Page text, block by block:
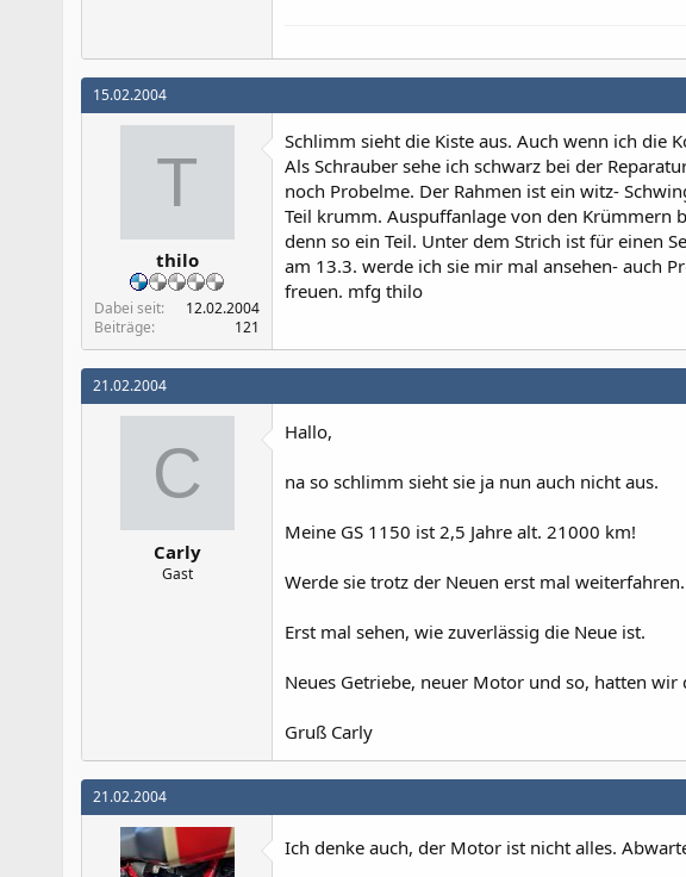
15.02.2004
T
thilo
Dabei seit
12.02.2004
Beiträge
121
Schlimm sieht die Kiste aus. Auch wenn ich die
Als Schrauber sehe ich schwarz bei der
noch Probelme. Der Rahmen ist ein witz-
Teil krumm. Auspuffanlage von den Krümmern
denn so ein Teil. Unter dem Strich ist für einen
am 13.3. werde ich sie mir mal ansehen- auch
freuen. mfg thilo
21.02.2004
C
Carly
Gast
Hallo,
na so schlimm sieht sie ja nun auch nicht aus.
Meine GS 1150 ist 2,5 Jahre alt. 21000 km!
Werde sie trotz der Neuen erst mal weiterfahren.
Erst mal sehen, wie zuverlässig die Neue ist.
Neues Getriebe, neuer Motor und so, hatten
Gruß Carly
21.02.2004
Ich denke auch, der Motor ist nicht alles.